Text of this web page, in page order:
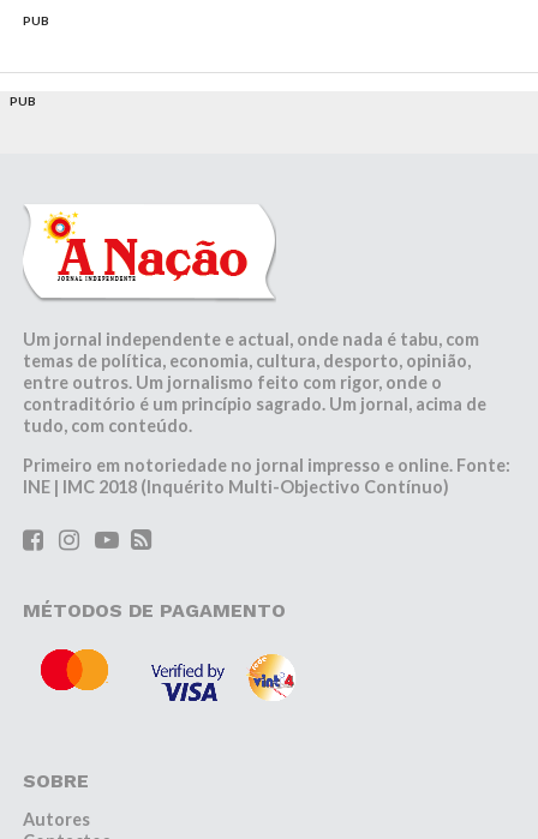
PUB
PUB
Um jornal independente e actual, onde nada é tabu, com
temas de política, economia, cultura, desporto, opinião,
entre outros. Um jornalismo feito com rigor, onde o
contraditório é um princípio sagrado. Um jornal, acima de
tudo, com conteúdo.
Primeiro em notoriedade no jornal impresso e online. Fonte:
INE | IMC 2018 (Inquérito Multi-Objectivo Contínuo)
MÉTODOS DE PAGAMENTO
SOBRE
Autores